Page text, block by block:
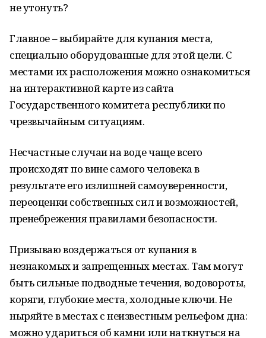
не утонуть?
Главное – выбирайте для купания места,
специально оборудованные для этой цели. С
местами их расположения можно ознакомиться
на интерактивной карте из сайта
Государственного комитета республики по
чрезвычайным ситуациям.
Несчастные случаи на воде чаще всего
происходят по вине самого человека в
результате его излишней самоуверенности,
переоценки собственных сил и возможностей,
пренебрежения правилами безопасности.
Призываю воздержаться от купания в
незнакомых и запрещенных местах. Там могут
быть сильные подводные течения, водовороты,
коряги, глубокие места, холодные ключи. Не
ныряйте в местах с неизвестным рельефом дна:
можно удариться об камни или наткнуться на